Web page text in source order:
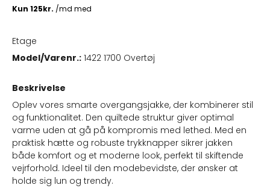
Etage
Model/Varenr.: 1422 1700 Overtøj
Beskrivelse
Oplev vores smarte overgangsjakke, der kombinerer stil
og funktionalitet. Den quiltede struktur giver optimal
varme uden at gå på kompromis med lethed. Med en
praktisk hætte og robuste trykknapper sikrer jakken
både komfort og et moderne look, perfekt til skiftende
vejrforhold. Ideel til den modebevidste, der ønsker at
holde sig lun og trendy.